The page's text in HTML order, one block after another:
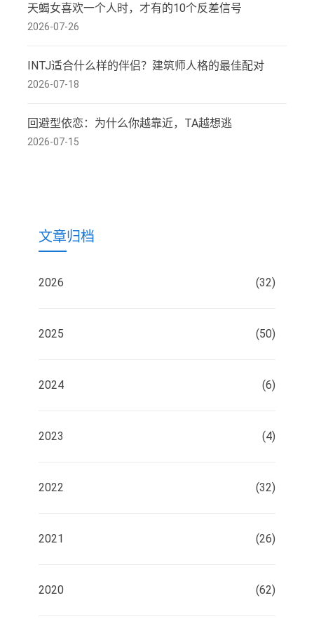
天蝎女喜欢一个人时，才有的10个反差信号
2026-07-26
INTJ适合什么样的伴侣？建筑师人格的最佳配对
2026-07-18
回避型依恋：为什么你越靠近，TA越想逃
2026-07-15
文章归档
2026 (32)
2025 (50)
2024 (6)
2023 (4)
2022 (32)
2021 (26)
2020 (62)